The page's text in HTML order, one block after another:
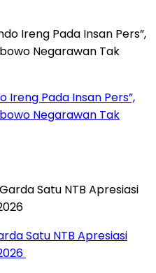
Ireng Pada Insan Pers”,
Negarawan Tak
Satu NTB Apresiasi